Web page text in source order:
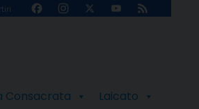
FacebookInstagram
X
YouTube
Feed
Consacrata
Laicato